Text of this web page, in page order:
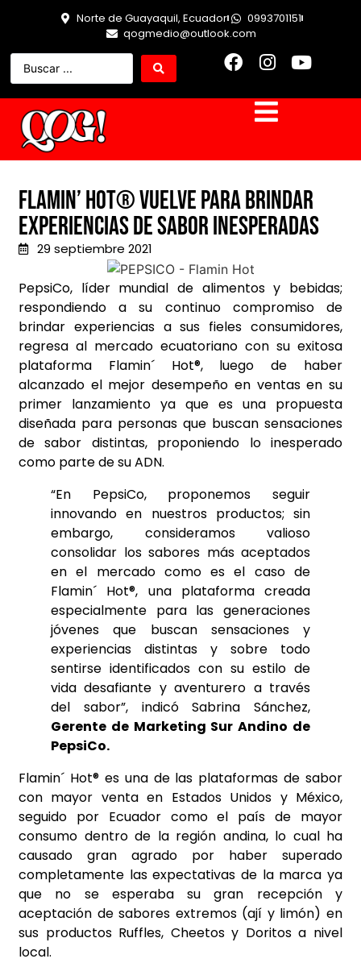
Norte de Guayaquil, Ecuador
0993701151
qogmedio@outlook.com
Flamin’ Hot® vuelve para brindar
experiencias de sabor inesperadas
29 septiembre 2021
PepsiCo, líder mundial de alimentos y bebidas;
respondiendo a su continuo compromiso de
brindar experiencias a sus fieles consumidores,
regresa al mercado ecuatoriano con su exitosa
plataforma Flamin´ Hot®, luego de haber
alcanzado el mejor desempeño en ventas en su
primer lanzamiento ya que es una propuesta
diseñada para personas que buscan sensaciones
de sabor distintas, proponiendo lo inesperado
como parte de su ADN.
“En PepsiCo, proponemos seguir
innovando en nuestros productos; sin
embargo, consideramos valioso
consolidar los sabores más aceptados
en el mercado como es el caso de
Flamin´ Hot®, una plataforma creada
especialmente para las generaciones
jóvenes que buscan sensaciones y
experiencias distintas y sobre todo
sentirse identificados con su estilo de
vida desafiante y aventurero a través
del sabor”, indicó Sabrina Sánchez,
Gerente de Marketing Sur Andino de
PepsiCo.
Flamin´ Hot® es una de las plataformas de sabor
con mayor venta en Estados Unidos y México,
seguido por Ecuador como el país de mayor
consumo dentro de la región andina, lo cual ha
causado gran agrado por haber superado
completamente las expectativas de la marca ya
que no se esperaba su gran recepción y
aceptación de sabores extremos (ají y limón) en
sus productos Ruffles, Cheetos y Doritos a nivel
local.